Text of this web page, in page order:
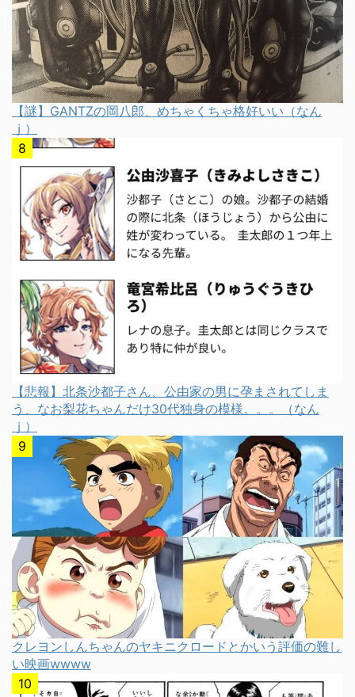
【謎】GANTZの岡八郎、めちゃくちゃ格好いい（なん
ｊ）
【悲報】北条沙都子さん、公由家の男に孕まされてしま
う、なお梨花ちゃんだけ30代独身の模様。。。（なん
ｊ）
クレヨンしんちゃんのヤキニクロードとかいう評価の難し
い映画wwww